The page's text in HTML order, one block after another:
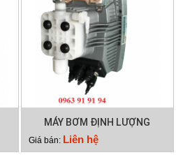
MÁY BƠM ĐỊNH LƯỢNG
EMAUX CTRL7-ORP
Giá bán: Liên hệ